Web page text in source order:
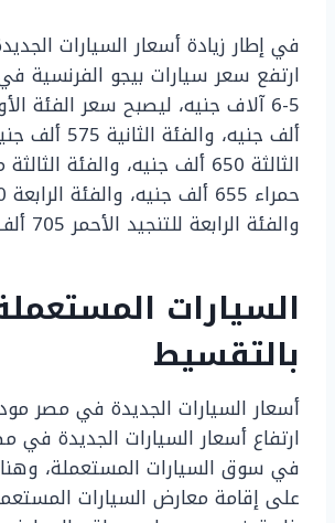
في إطار زيادة أسعار السيارات
ارتفع سعر سيارات بيجو الفرنسية
ألف جنيه، والفئة
الثالثة 650 ألف جنيه، والفئة
والفئة الرابعة للتنجيد الأحمر 705 ألف جنيه.
السيارات
بالتقسيط
ارتفاع أسعار السيارات الجديدة
في سوق السيارات المستعملة،
على إقامة معارض السيارات